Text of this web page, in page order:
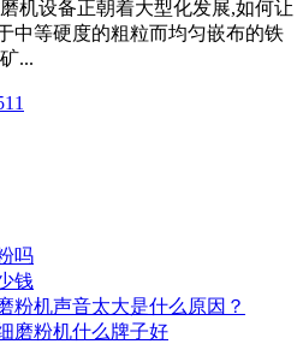
机设备正朝着大型化发展,如何让
中等硬度的粗粒而均匀嵌布的铁
...
吗
钱
粉机声音太大是什么原因？
磨粉机什么牌子好